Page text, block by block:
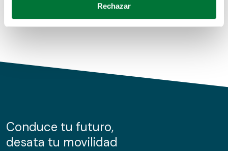
Obtenga más información sobre cómo se procesan sus
de cookies.
información sobre el uso que haga del sitio web con
nuestros partners de redes sociales, publicidad y análisis
Rechazar
Conduce tu futuro,
desata tu movilidad